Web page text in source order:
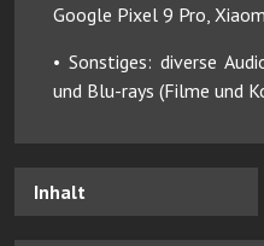
Google Pixel 9 Pro,
• Sonstiges: diverse
und Blu-rays (Filme und
Inhalt